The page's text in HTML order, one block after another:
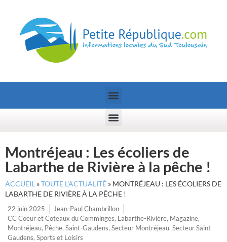
Montréjeau : Les écoliers de
Labarthe de Rivière à la pêche !
ACCUEIL »TOUTE L’ACTUALITÉ » MONTRÉJEAU : LES ÉCOLIERS DE
LABARTHE DE RIVIÈRE À LA PÊCHE !
22 juin 2025
Jean-Paul Chambrillon
CC Coeur et Coteaux du Comminges, Labarthe-Rivière, Magazine,
Montréjeau, Pêche, Saint-Gaudens, Secteur Montréjeau, Secteur Saint
Gaudens, Sports et Loisirs